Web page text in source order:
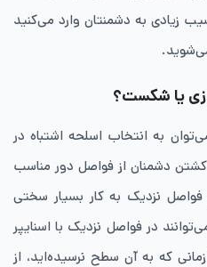
زیادی به دشمنتان وارد می‌کنید
یا شکست؟
به انتخاب اسلحه اشتباه در
کشتن دشمنان از فواصل دور مناسب
نزدیک به کار بسیار سختی
در فواصل نزدیک با اسنایپر
که به آن سطح نرسیده‌اید، از